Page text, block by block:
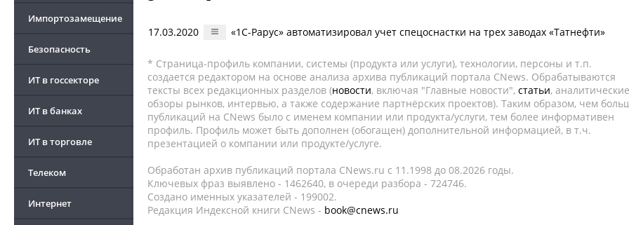
Импортозамещение
Безопасность
ИТ в госсекторе
ИТ в банках
ИТ в торговле
Телеком
Интернет
17.03.2020 «1С-Рарус» автоматизировал учет спецоснастки на трех заводах «Татнефти»
* Страница-профиль компании, системы (продукта или услуги), технологии, персоны и т.п.
создается редактором на основе анализа архива публикаций портала CNews. Обрабатываются
тексты всех редакционных разделов (новости, включая "Главные новости", статьи, аналитические
обзоры рынков, интервью, а также содержание партнёрских проектов). Таким образом, чем
публикаций на CNews было с именем компании или продукта/услуги, тем более информативен
профиль. Профиль может быть дополнен (обогащен) дополнительной информацией, в т.ч.
презентацией о компании или продукте/услуге.
Обработан архив публикаций портала CNews.ru c 11.1998 до 08.2026 годы.
Ключевых фраз выявлено - 1462640, в очереди разбора - 724746.
Создано именных указателей - 199002.
Редакция Индексной книги CNews - book@cnews.ru